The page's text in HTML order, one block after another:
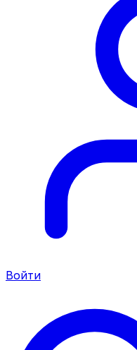
Войти